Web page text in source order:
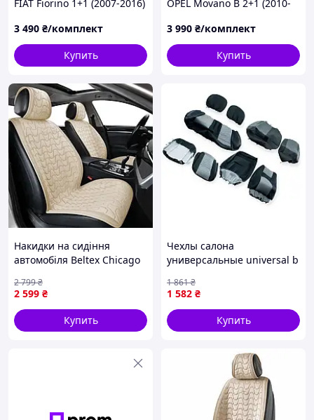
FIAT Fiorino 1+1 (2007-2016)
Ткань жаккард Ромб
3 490 ₴/комплект
Купить
OPEL Movano B 2+1 (2010-
жаккард прошитый ромб
3 990 ₴/комплект
Купить
Накидки на сидіння
автомобіля Beltex Chicago
2 599 ₴
2 799₴
Купить
Чехлы салона
универсальные universal b
Свит
1 582 ₴
1 861₴
Купить